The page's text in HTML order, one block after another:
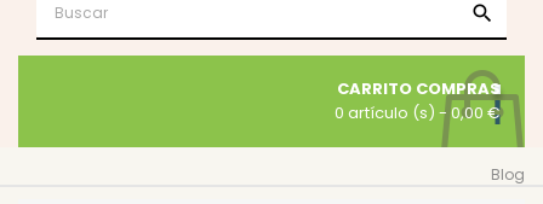
search
CARRITO COMPRAS
0 artículo (s) - 0,00 €
Blog